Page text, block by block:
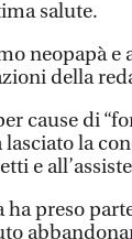
salute.
neopapà e
della
cause di
la
e
ha preso